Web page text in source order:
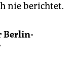
nie berichtet.
Berlin-